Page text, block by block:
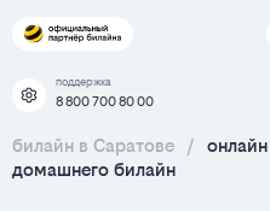
поддержка
8 800 700 80 00
билайн в Саратове /
домашнего билайн